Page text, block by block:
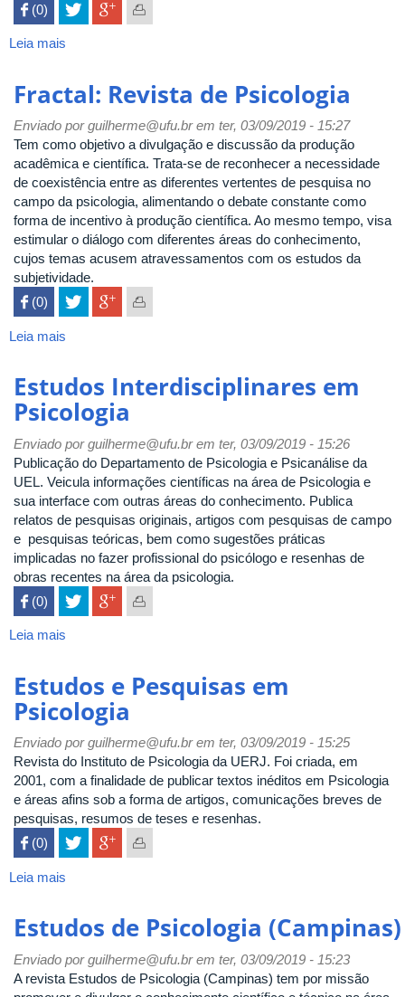
 (0)
Leia mais
Comunicação,
Saúde,
Educação
Fractal: Revista de Psicologia
Enviado porguilherme@ufu.brem ter, 03/09/2019 - 15:27
Tem como objetivo a divulgação e discussão da produção
acadêmica e científica. Trata-se de reconhecer a necessidade
de coexistência entre as diferentes vertentes de pesquisa no
campo da psicologia, alimentando o debate constante como
forma de incentivo à produção científica. Ao mesmo tempo, visa
estimular o diálogo com diferentes áreas do conhecimento,
cujos temas acusem atravessamentos com os estudos da
subjetividade.
 (0)
Leia mais
Revista
de
Psicologia
Estudos Interdisciplinares em
Psicologia
Enviado porguilherme@ufu.brem ter, 03/09/2019 - 15:26
Publicação do Departamento de Psicologia e Psicanálise da
UEL. Veicula informações científicas na área de Psicologia e
sua interface com outras áreas do conhecimento. Publica
relatos de pesquisas originais, artigos com pesquisas de campo
e pesquisas teóricas, bem como sugestões práticas
implicadas no fazer profissional do psicólogo e resenhas de
obras recentes na área da psicologia.
 (0)
Leia mais
em
Psicologia
Estudos e Pesquisas em
Psicologia
Enviado porguilherme@ufu.brem ter, 03/09/2019 - 15:25
Revista do Instituto de Psicologia da UERJ. Foi criada, em
2001, com a finalidade de publicar textos inéditos em Psicologia
e áreas afins sob a forma de artigos, comunicações breves de
pesquisas, resumos de teses e resenhas.
 (0)
Leia mais
Pesquisas
Psicologia
Estudos de Psicologia (Campinas)
Enviado porguilherme@ufu.brem ter, 03/09/2019 - 15:23
A revista Estudos de Psicologia (Campinas) tem por missão